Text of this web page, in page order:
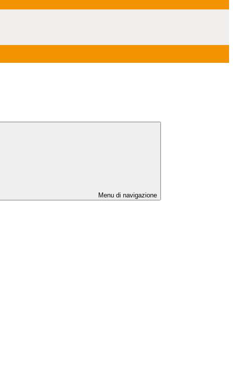
Menu di navigazione